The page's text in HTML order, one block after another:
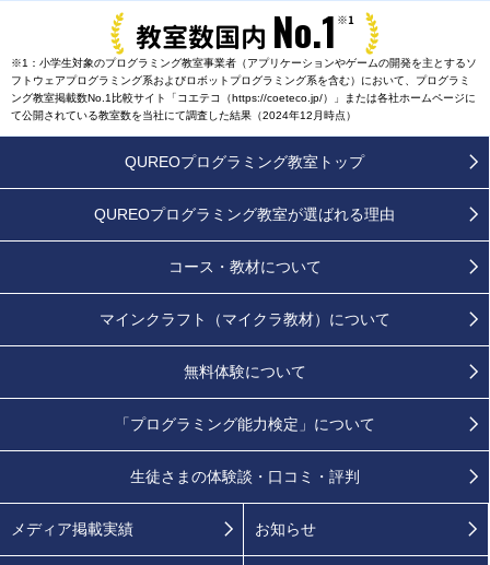
教室数国内 No.1 ※1
※1：小学生対象のプログラミング教室事業者（アプリケーションやゲームの開発を主とするソ
フトウェアプログラミング系およびロボットプログラミング系を含む）において、プログラミ
ング教室掲載数No.1比較サイト「コエテコ（https://coeteco.jp/）」または各社ホームページに
て公開されている教室数を当社にて調査した結果（2024年12月時点）
QUREOプログラミング教室トップ
QUREOプログラミング教室が選ばれる理由
コース・教材について
マインクラフト（マイクラ教材）について
無料体験について
「プログラミング能力検定」 について
生徒さまの体験談・口コミ・評判
メディア掲載実績 お知らせ